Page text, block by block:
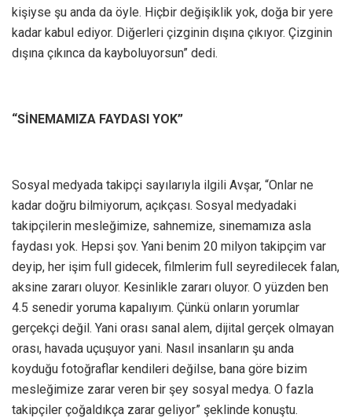
kişiyse şu anda da öyle. Hiçbir değişiklik yok, doğa bir yere
kadar kabul ediyor. Diğerleri çizginin dışına çıkıyor. Çizginin
dışına çıkınca da kayboluyorsun” dedi.
“SİNEMAMIZA FAYDASI YOK”
Sosyal medyada takipçi sayılarıyla ilgili Avşar, “Onlar ne
kadar doğru bilmiyorum, açıkçası. Sosyal medyadaki
takipçilerin mesleğimize, sahnemize, sinemamıza asla
faydası yok. Hepsi şov. Yani benim 20 milyon takipçim var
deyip, her işim full gidecek, filmlerim full seyredilecek falan,
aksine zararı oluyor. Kesinlikle zararı oluyor. O yüzden ben
4.5 senedir yoruma kapalıyım. Çünkü onların yorumlar
gerçekçi değil. Yani orası sanal alem, dijital gerçek olmayan
orası, havada uçuşuyor yani. Nasıl insanların şu anda
koyduğu fotoğraflar kendileri değilse, bana göre bizim
mesleğimize zarar veren bir şey sosyal medya. O fazla
takipçiler çoğaldıkça zarar geliyor” şeklinde konuştu.